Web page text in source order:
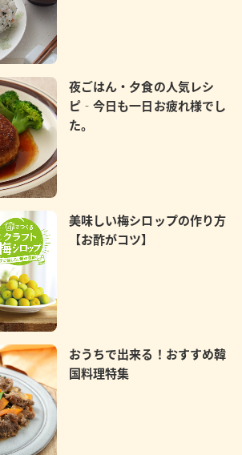
夜ごはん・夕食の人気レシ
ピ‐今日も一日お疲れ様でし
た。
美味しい梅シロップの作り方
【お酢がコツ】
おうちで出来る！おすすめ韓
国料理特集